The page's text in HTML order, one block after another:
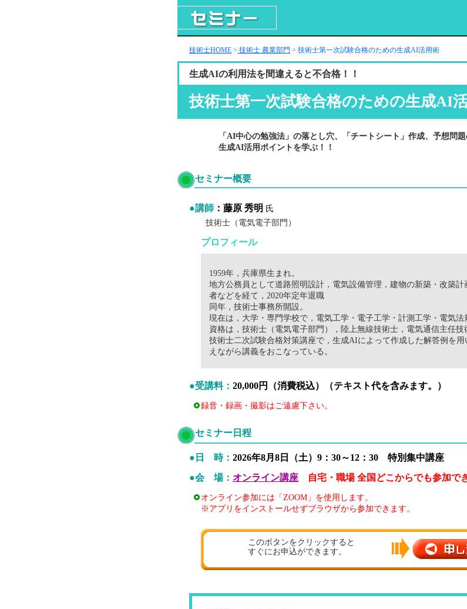
技術士HOME > 技術士 農業部門 > 技術士第一次試験合格のための生成AI活用術
生成AIの利用法を間違えると不合格！！
技術士第一次試験合格のための生成AI
「AI中心の勉強法」の落とし穴、「チートシート」作成、予想問題
生成AI活用ポイントを学ぶ！！
セミナー概要
●講師 ：藤原 秀明 氏
技術士（電気電子部門）
プロフィール
1959年，兵庫県生まれ。
地方公務員として道路照明設計，電気設備管理，建物の新築・改築
者などを経て，2020年定年退職
同年，技術士事務所開設。
現在は，大学・専門学校で，電気工学・電子工学・計測工学・電気法
資格は，技術士（電気電子部門），陸上無線技術士，電気通信主任
技術士二次試験合格対策講座で，生成AIによって作成した解答例を
えながら講義をおこなっている。
●受講料： 20,000円（消費税込）（テキスト代を含みます。）
録音・録画・撮影はご遠慮下さい。
セミナー日程
●日 時： 2026年8月8日（土）9：30～12：30 特別集中講座
●会 場： オンライン講座 自宅・職場 全国どこからでも参加で
オンライン参加には「ZOOM」を使用します。
※アプリをインストールせずブラウザから参加できます。
このボタンをクリックすると
すぐにお申込ができます。